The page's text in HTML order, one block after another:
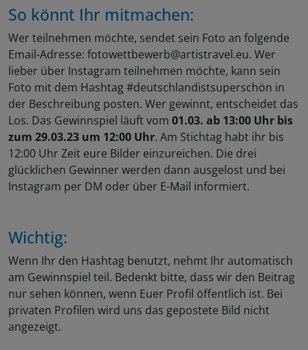
So könnt Ihr mitmachen:
Wer teilnehmen möchte, sendet sein Foto an folgende
Email-Adresse: fotowettbewerb@artistravel.eu. Wer
lieber über Instagram teilnehmen möchte, kann sein
Foto mit dem Hashtag #deutschlandistsuperschön in
der Beschreibung posten. Wer gewinnt, entscheidet das
Los. Das Gewinnspiel läuft vom 01.03. ab 13:00 Uhr bis
zum 29.03.23 um 12:00 Uhr. Am Stichtag habt ihr bis
12:00 Uhr Zeit eure Bilder einzureichen. Die drei
glücklichen Gewinner werden dann ausgelost und bei
Instagram per DM oder über E-Mail informiert.
Wichtig:
Wenn Ihr den Hashtag benutzt, nehmt Ihr automatisch
am Gewinnspiel teil. Bedenkt bitte, dass wir den Beitrag
nur sehen können, wenn Euer Profil öffentlich ist. Bei
privaten Profilen wird uns das gepostete Bild nicht
angezeigt.